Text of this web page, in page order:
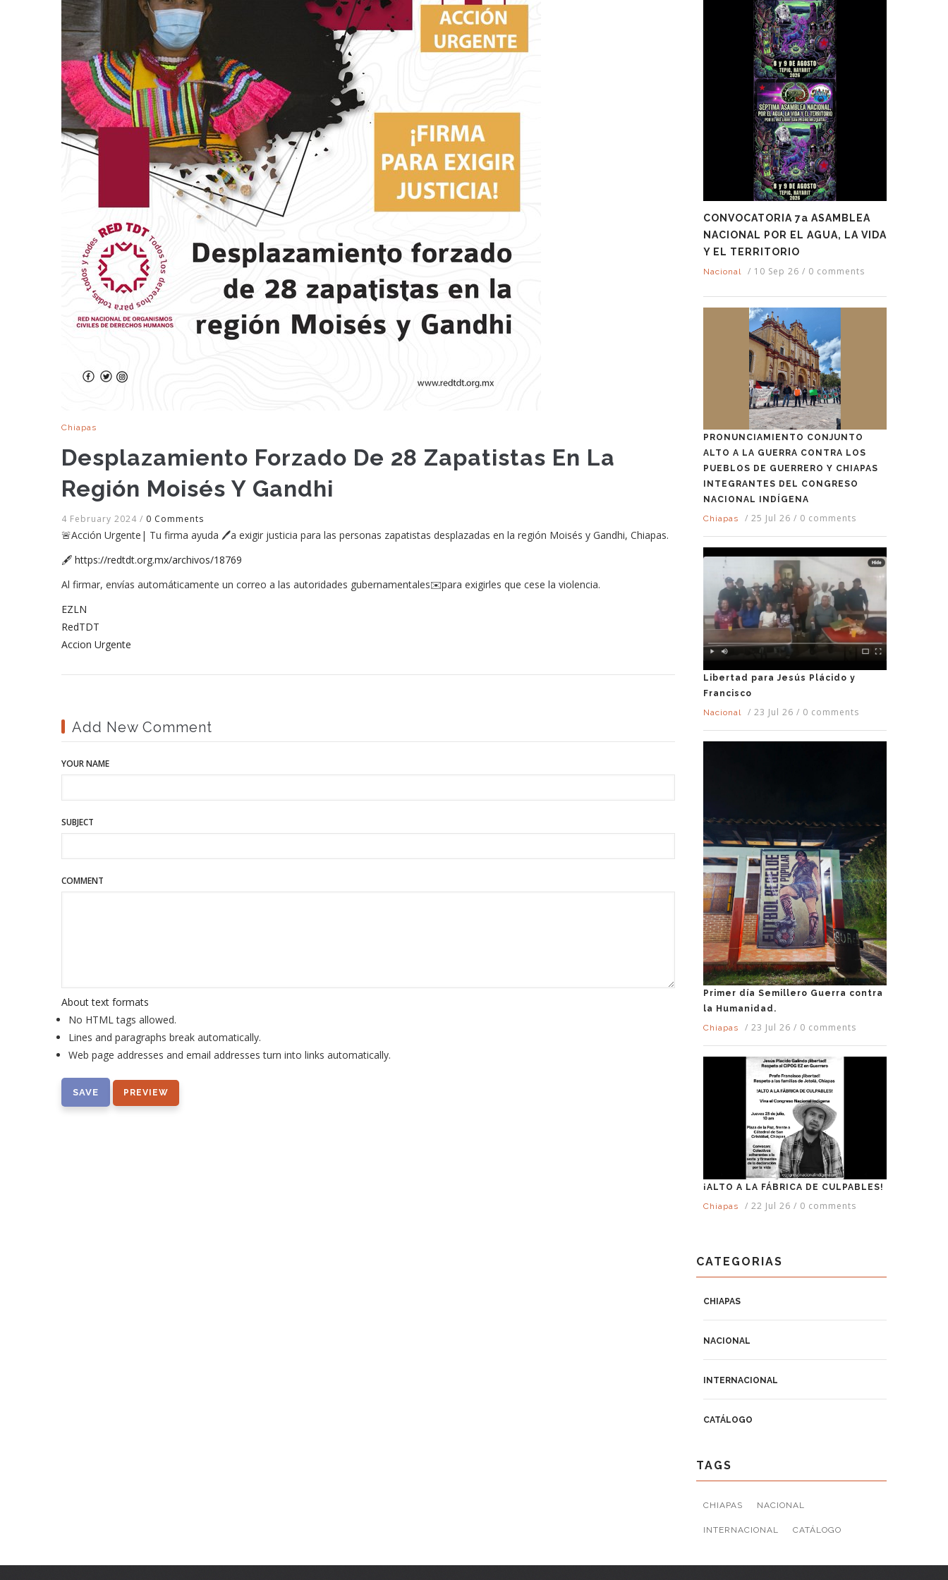
Chiapas
Desplazamiento Forzado De 28 Zapatistas En La
Región Moisés Y Gandhi
4 February 2024 / 0 Comments
🚨Acción Urgente| Tu firma ayuda 🖊️a exigir justicia para las personas zapatistas desplazadas en la región Moisés y Gandhi, Chiapas.
🖋️ https://redtdt.org.mx/archivos/18769
Al firmar, envías automáticamente un correo a las autoridades gubernamentales✉️para exigirles que cese la violencia.
EZLN
RedTDT
Accion Urgente
Add New Comment
YOUR NAME
SUBJECT
COMMENT
About text formats
No HTML tags allowed.
Lines and paragraphs break automatically.
Web page addresses and email addresses turn into links automatically.
CONVOCATORIA 7a ASAMBLEA
NACIONAL POR EL AGUA, LA VIDA
Y EL TERRITORIO
Nacional / 10 Sep 26 / 0 comments
PRONUNCIAMIENTO CONJUNTO
ALTO A LA GUERRA CONTRA LOS
PUEBLOS DE GUERRERO Y CHIAPAS
INTEGRANTES DEL CONGRESO
NACIONAL INDÍGENA
Chiapas
/ 25 Jul 26 / 0 comments
Libertad para Jesús Plácido y
Francisco
Nacional
/ 23 Jul 26 / 0 comments
Primer día Semillero Guerra contra
la Humanidad.
Chiapas
/ 23 Jul 26 / 0 comments
¡ALTO A LA FÁBRICA DE CULPABLES!
Chiapas
/ 22 Jul 26 / 0 comments
CATEGORIAS
CHIAPAS
NACIONAL
INTERNACIONAL
CATÁLOGO
TAGS
CHIAPAS NACIONAL
INTERNACIONAL CATÁLOGO